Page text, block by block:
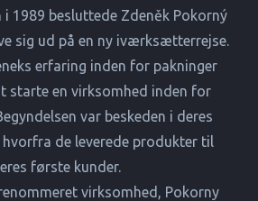
1989 besluttede Zdeněk Pokorný
sig ud på en ny iværksætterrejse.
erfaring inden for pakninger
starte en virksomhed inden for
var beskeden i deres
de leverede produkter til
første kunder.
virksomhed, Pokorny